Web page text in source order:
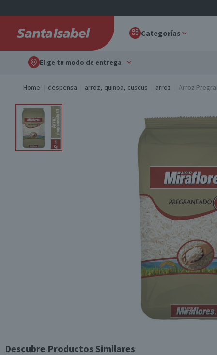
Categorías
Elige tu modo de entrega
Home despensa arroz,-quinoa,-cuscus arroz Arroz
Descubre Productos Similares